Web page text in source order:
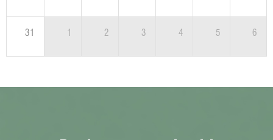
31 1 2 3 4 5 6